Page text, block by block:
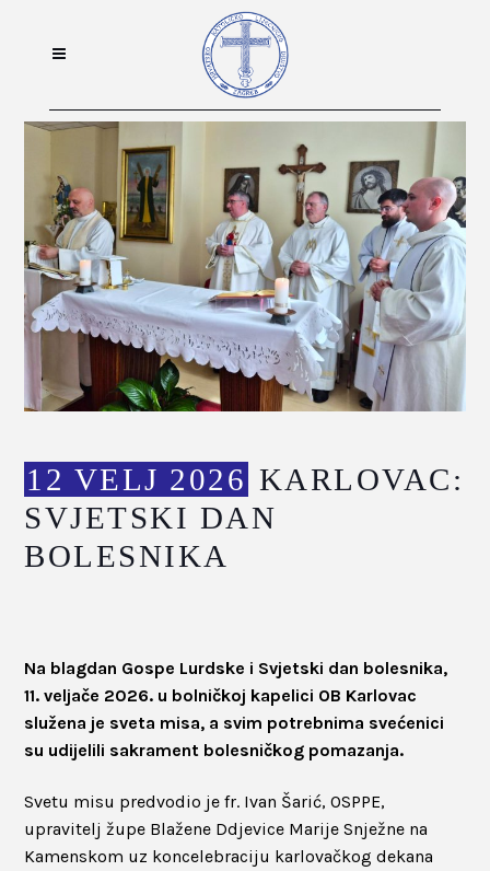
12 VELJ 2026 KARLOVAC:
SVJETSKI DAN
BOLESNIKA
Na blagdan Gospe Lurdske i Svjetski dan bolesnika,
11. veljače 2026. u bolničkoj kapelici OB Karlovac
služena je sveta misa, a svim potrebnima svećenici
su udijelili sakrament bolesničkog pomazanja.
Svetu misu predvodio je fr. Ivan Šarić, OSPPE,
upravitelj župe Blažene Ddjevice Marije Snježne na
Kamenskom uz koncelebraciju karlovačkog dekana